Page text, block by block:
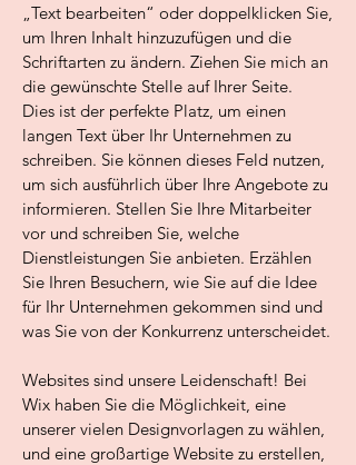
„Text bearbeiten“ oder doppelklicken Sie,
um Ihren Inhalt hinzuzufügen und die
Schriftarten zu ändern. Ziehen Sie mich an
die gewünschte Stelle auf Ihrer Seite.
Dies ist der perfekte Platz, um einen
langen Text über Ihr Unternehmen zu
schreiben. Sie können dieses Feld nutzen,
um sich ausführlich über Ihre Angebote zu
informieren. Stellen Sie Ihre Mitarbeiter
vor und schreiben Sie, welche
Dienstleistungen Sie anbieten. Erzählen
Sie Ihren Besuchern, wie Sie auf die Idee
für Ihr Unternehmen gekommen sind und
was Sie von der Konkurrenz unterscheidet.
Websites sind unsere Leidenschaft! Bei
Wix haben Sie die Möglichkeit, eine
unserer vielen Designvorlagen zu wählen,
und eine großartige Website zu erstellen,